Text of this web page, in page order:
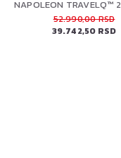
39.742,50 RSD
52.990,00 RSD